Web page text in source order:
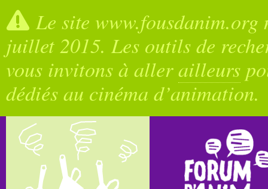
Le site
juillet 2015. Les outils de
vous invitons à allerailleurs
dédiés au cinéma d’animation.